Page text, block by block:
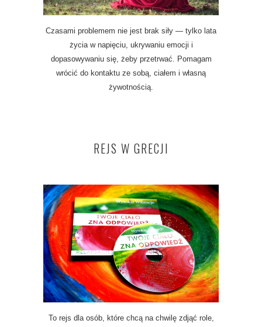
Czasami problemem nie jest brak siły — tylko lata
życia w napięciu, ukrywaniu emocji i
dopasowywaniu się, żeby przetrwać. Pomagam
wrócić do kontaktu ze sobą, ciałem i własną
żywotnością.
REJS W GRECJI
To rejs dla osób, które chcą na chwilę zdjąć role,